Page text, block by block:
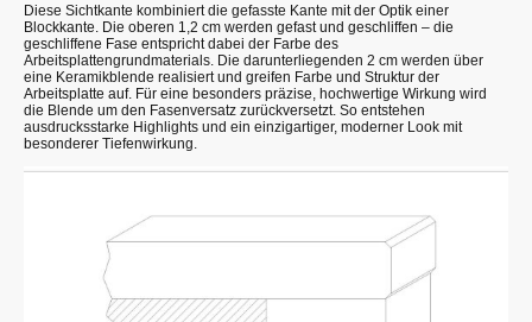
Diese Sichtkante kombiniert die gefasste Kante mit der Optik einer
Blockkante. Die oberen 1,2 cm werden gefast und geschliffen – die
geschliffene Fase entspricht dabei der Farbe des
Arbeitsplattengrundmaterials. Die darunterliegenden 2 cm werden über
eine Keramikblende realisiert und greifen Farbe und Struktur der
Arbeitsplatte auf. Für eine besonders präzise, hochwertige Wirkung wird
die Blende um den Fasenversatz zurückversetzt. So entstehen
ausdrucksstarke Highlights und ein einzigartiger, moderner Look mit
besonderer Tiefenwirkung.